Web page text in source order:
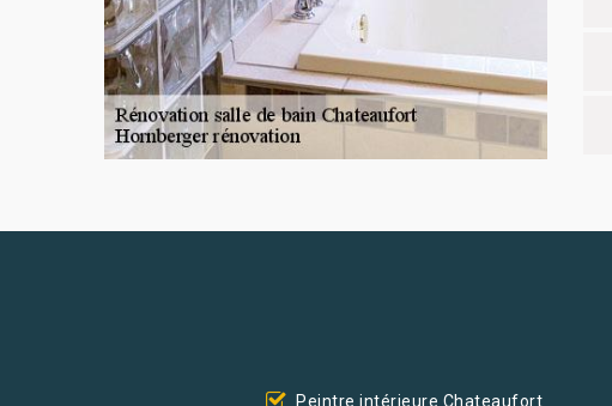
Peintre intérieure Chateaufort